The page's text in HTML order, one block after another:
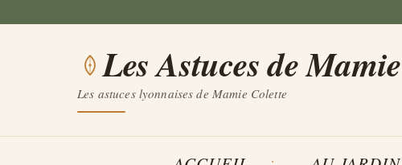
Les Astuces de Mamie
Les astuces lyonnaises de Mamie Colette